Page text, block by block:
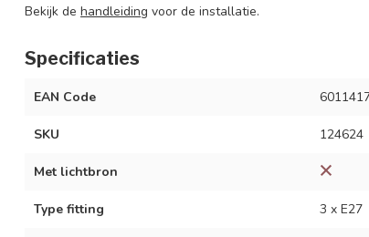
Bekijk de handleiding voor de installatie.
Specificaties
EAN Code
SKU 124624
Met lichtbron
Type fitting 3 x E27